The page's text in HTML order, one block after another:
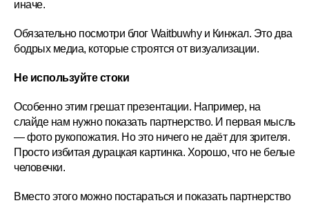
иначе.
Обязательно посмотри блог Waitbuwhy и Кинжал. Это два
бодрых медиа, которые строятся от визуализации.
Не используйте стоки
Особенно этим грешат презентации. Например, на
слайде нам нужно показать партнерство. И первая мысль
— фото рукопожатия. Но это ничего не даёт для зрителя.
Просто избитая дурацкая картинка. Хорошо, что не белые
человечки.
Вместо этого можно постараться и показать партнерство